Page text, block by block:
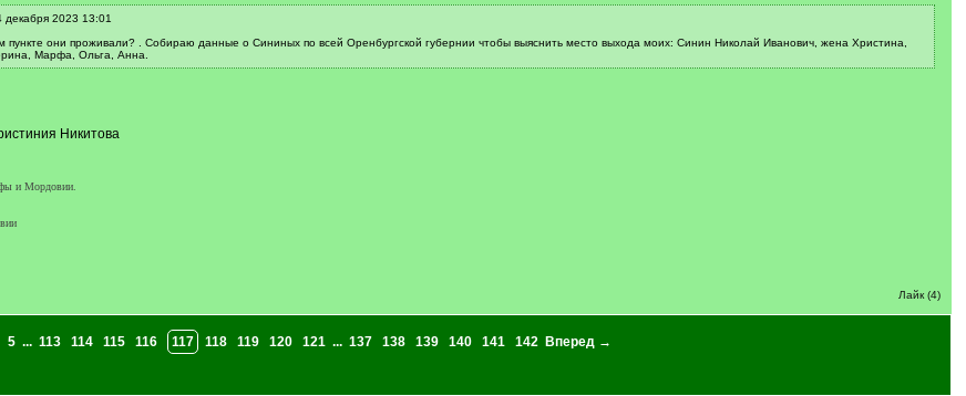
декабря 2023 13:01
они проживали? . Собираю данные о Сининых по всей Оренбургской губернии чтобы выяснить место выхода моих: Синин Николай Иванович, жена Христина,
Марфа, Ольга, Анна.
Никитова
и Мордовии.
Лайк (4)
5 ... 113 114 115 116 117 118 119 120 121 ... 137 138 139 140 141 142
Вперед →